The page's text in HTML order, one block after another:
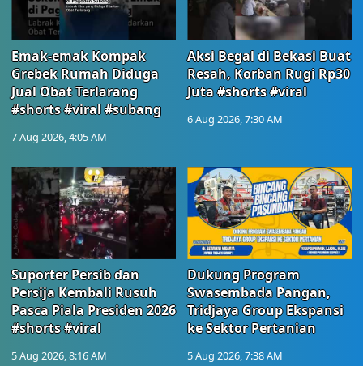
Emak-emak Kompak
Grebek Rumah Diduga
Jual Obat Terlarang
#shorts #viral #subang
7 Aug 2026, 4:05 AM
Aksi Begal di Bekasi Buat
Resah, Korban Rugi Rp30
Juta #shorts #viral
6 Aug 2026, 7:30 AM
Suporter Persib dan
Persija Kembali Rusuh
Pasca Piala Presiden 2026
#shorts #viral
5 Aug 2026, 8:16 AM
Dukung Program
Swasembada Pangan,
Tridjaya Group Ekspansi
ke Sektor Pertanian
5 Aug 2026, 7:38 AM